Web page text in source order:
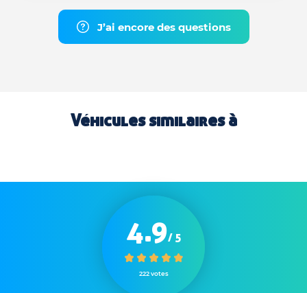
J’ai encore des questions
Véhicules similaires à
4.9/ 5
222 votes